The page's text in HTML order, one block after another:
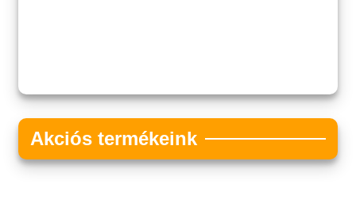
Akciós termékeink